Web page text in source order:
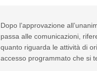
Dopo l’approvazione
passa alle comunicazioni,
quanto riguarda le attività di
accesso programmato che si